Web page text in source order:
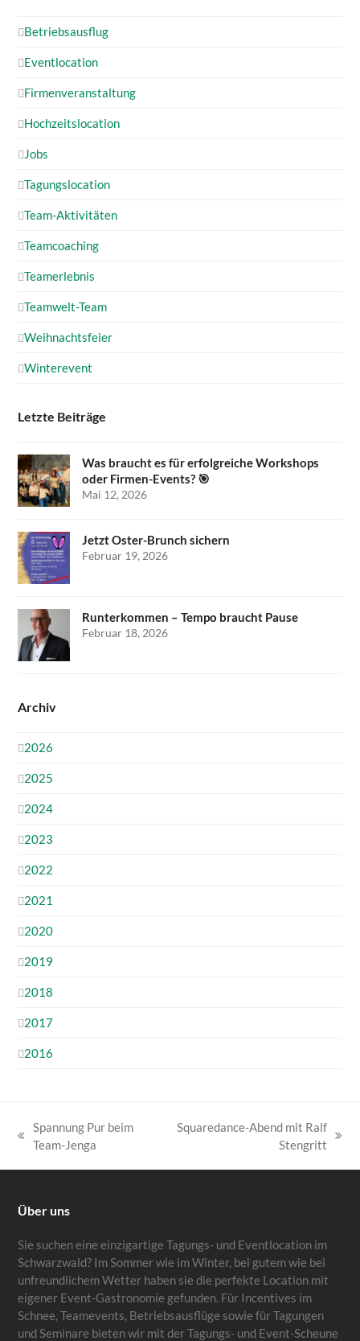
Betriebsausflug
Eventlocation
Firmenveranstaltung
Hochzeitslocation
Jobs
Tagungslocation
Team-Aktivitäten
Teamcoaching
Teamerlebnis
Teamwelt-Team
Weihnachtsfeier
Winterevent
Letzte Beiträge
Was braucht es für erfolgreiche Workshops
oder Firmen-Events? 🎯
Mai 12, 2026
Jetzt Oster-Brunch sichern
Februar 19, 2026
Runterkommen – Tempo braucht Pause
Februar 18, 2026
Archiv
2026
2025
2024
2023
2022
2021
2020
2019
2018
2017
2016
vorheriger
Spannung Pur beim
Team-Jenga
Squaredance-Abend mit Ralf
Stengritt
Über uns
Sie suchen eine einzigartige Tagungs- und Eventlocation im
Schwarzwald? Im Sommer wie im Winter, bei gutem wie bei
unfreundlichem Wetter haben sie die perfekte Location mit
eigener Event-Gastronomie gefunden. Für Incentives im
Schnee, Teamevents, Betriebsausflüge sowie für Tagungen
und Seminare bieten wir mit der Tagungs- und Event-Scheune